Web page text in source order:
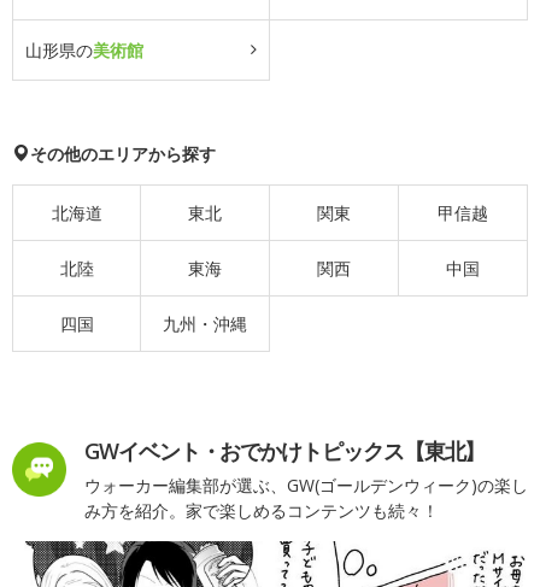
山形県の美術館
その他のエリアから探す
北海道 東北 関東 甲信越
北陸 東海 関西 中国
四国 九州・沖縄
GWイベント・おでかけトピックス【東北】
ウォーカー編集部が選ぶ、GW(ゴールデンウィーク)の楽し
み方を紹介。家で楽しめるコンテンツも続々！